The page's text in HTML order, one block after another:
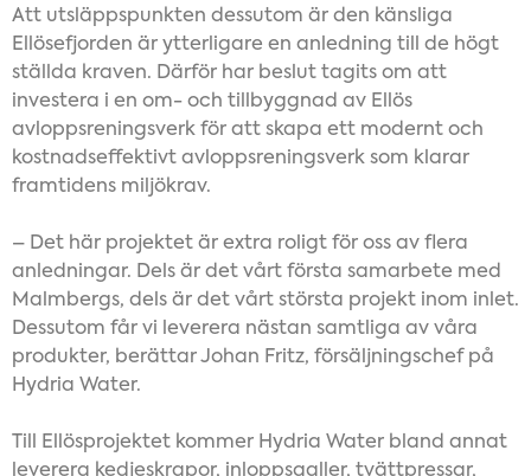
Att utsläppspunkten dessutom är den känsliga
Ellösefjorden är ytterligare en anledning till de högt
ställda kraven. Därför har beslut tagits om att
investera i en om- och tillbyggnad av Ellös
avloppsreningsverk för att skapa ett modernt och
kostnadseffektivt avloppsreningsverk som klarar
framtidens miljökrav.
– Det här projektet är extra roligt för oss av flera
anledningar. Dels är det vårt första samarbete med
Malmbergs, dels är det vårt största projekt inom inlet.
Dessutom får vi leverera nästan samtliga av våra
produkter, berättar Johan Fritz, försäljningschef på
Hydria Water.
Till Ellösprojektet kommer Hydria Water bland annat
leverera kedjeskrapor, inloppsgaller, tvättpressar,